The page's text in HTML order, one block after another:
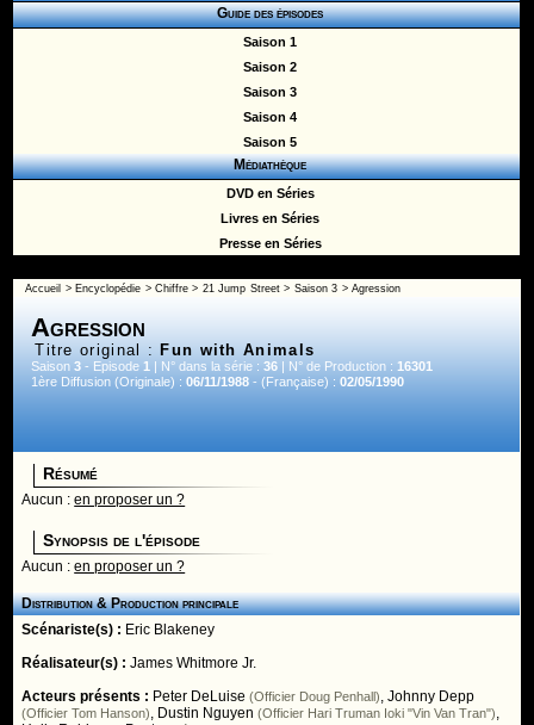
Guide des épisodes
Saison 1
Saison 2
Saison 3
Saison 4
Saison 5
Médiathèque
DVD en Séries
Livres en Séries
Presse en Séries
Accueil > Encyclopédie >Chiffre > 21 Jump Street> Saison 3 > Agression
Agression
Titre original : Fun with Animals
Saison3 - Episode1 | N° dans la série :36 | N° de Production :16301
1ère Diffusion (Originale) :06/11/1988 - (Française) :02/05/1990
Résumé
Aucun :en proposer un ?
Synopsis de l'épisode
Aucun :en proposer un ?
Distribution & Production principale
Scénariste(s) : Eric Blakeney
Réalisateur(s) :James Whitmore Jr.
Acteurs présents : Peter DeLuise (Officier Doug Penhall),Johnny Depp
(Officier Tom Hanson), Dustin Nguyen (Officier Hari Truman Ioki "Vin Van Tran"),